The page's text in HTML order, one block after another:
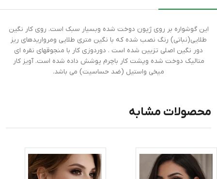
این گوشواره بر روی ژپون دوخت شده وبسیار سبک است. روی کار نگین
طلایی(نباتی) رنگ نصب شده که با نگین متری طلایی ومرواریدهای ریز
دور نگین اصلی تزیین شده است . دوردوزی کار با منجوقهای نقره ای
متالیک دوخت شده وپشت کار باچرم پوشش داده شده است. آویز کار
میخی واستیل (ضد حساسیت) می باشد.
محصولات مشابه